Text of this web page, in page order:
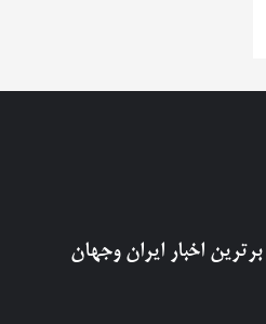
برترین اخبار ایران وجهان